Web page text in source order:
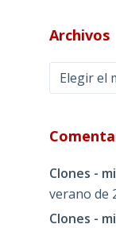
Archivos
Archivos
Clones -
verano de
Clones -